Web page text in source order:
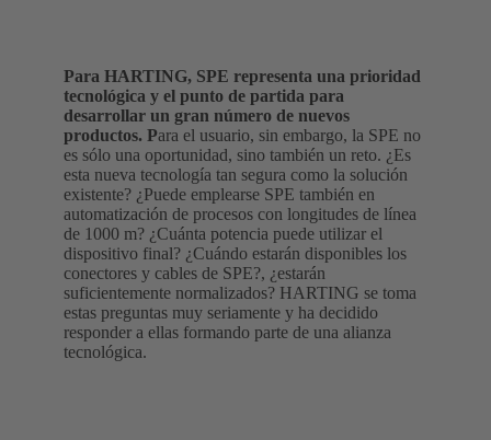
Para HARTING, SPE representa una prioridad
tecnológica y el punto de partida para
desarrollar un gran número de nuevos
productos. Para el usuario, sin embargo, la SPE no
es sólo una oportunidad, sino también un reto. ¿Es
esta nueva tecnología tan segura como la solución
existente? ¿Puede emplearse SPE también en
automatización de procesos con longitudes de línea
de 1000 m? ¿Cuánta potencia puede utilizar el
dispositivo final? ¿Cuándo estarán disponibles los
conectores y cables de SPE?, ¿estarán
suficientemente normalizados? HARTING se toma
estas preguntas muy seriamente y ha decidido
responder a ellas formando parte de una alianza
tecnológica.